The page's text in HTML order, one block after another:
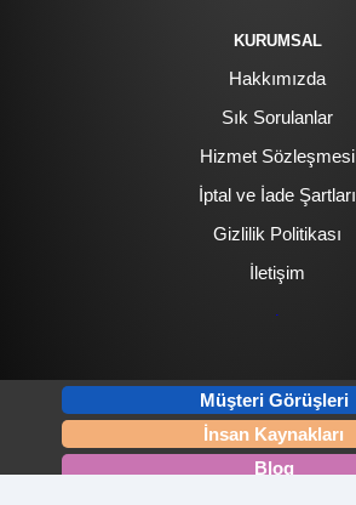
KURUMSAL
Hakkımızda
Sık Sorulanlar
Hizmet Sözleşmesi
İptal ve İade Şartları
Gizlilik Politikası
İletişim
Müşteri Görüşleri
İnsan Kaynakları
Blog